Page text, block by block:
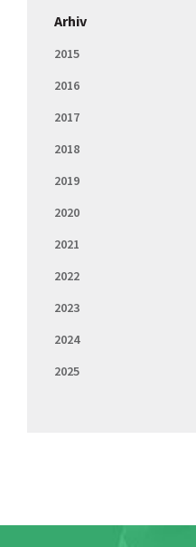
Arhiv
2015
2016
2017
2018
2019
2020
2021
2022
2023
2024
2025